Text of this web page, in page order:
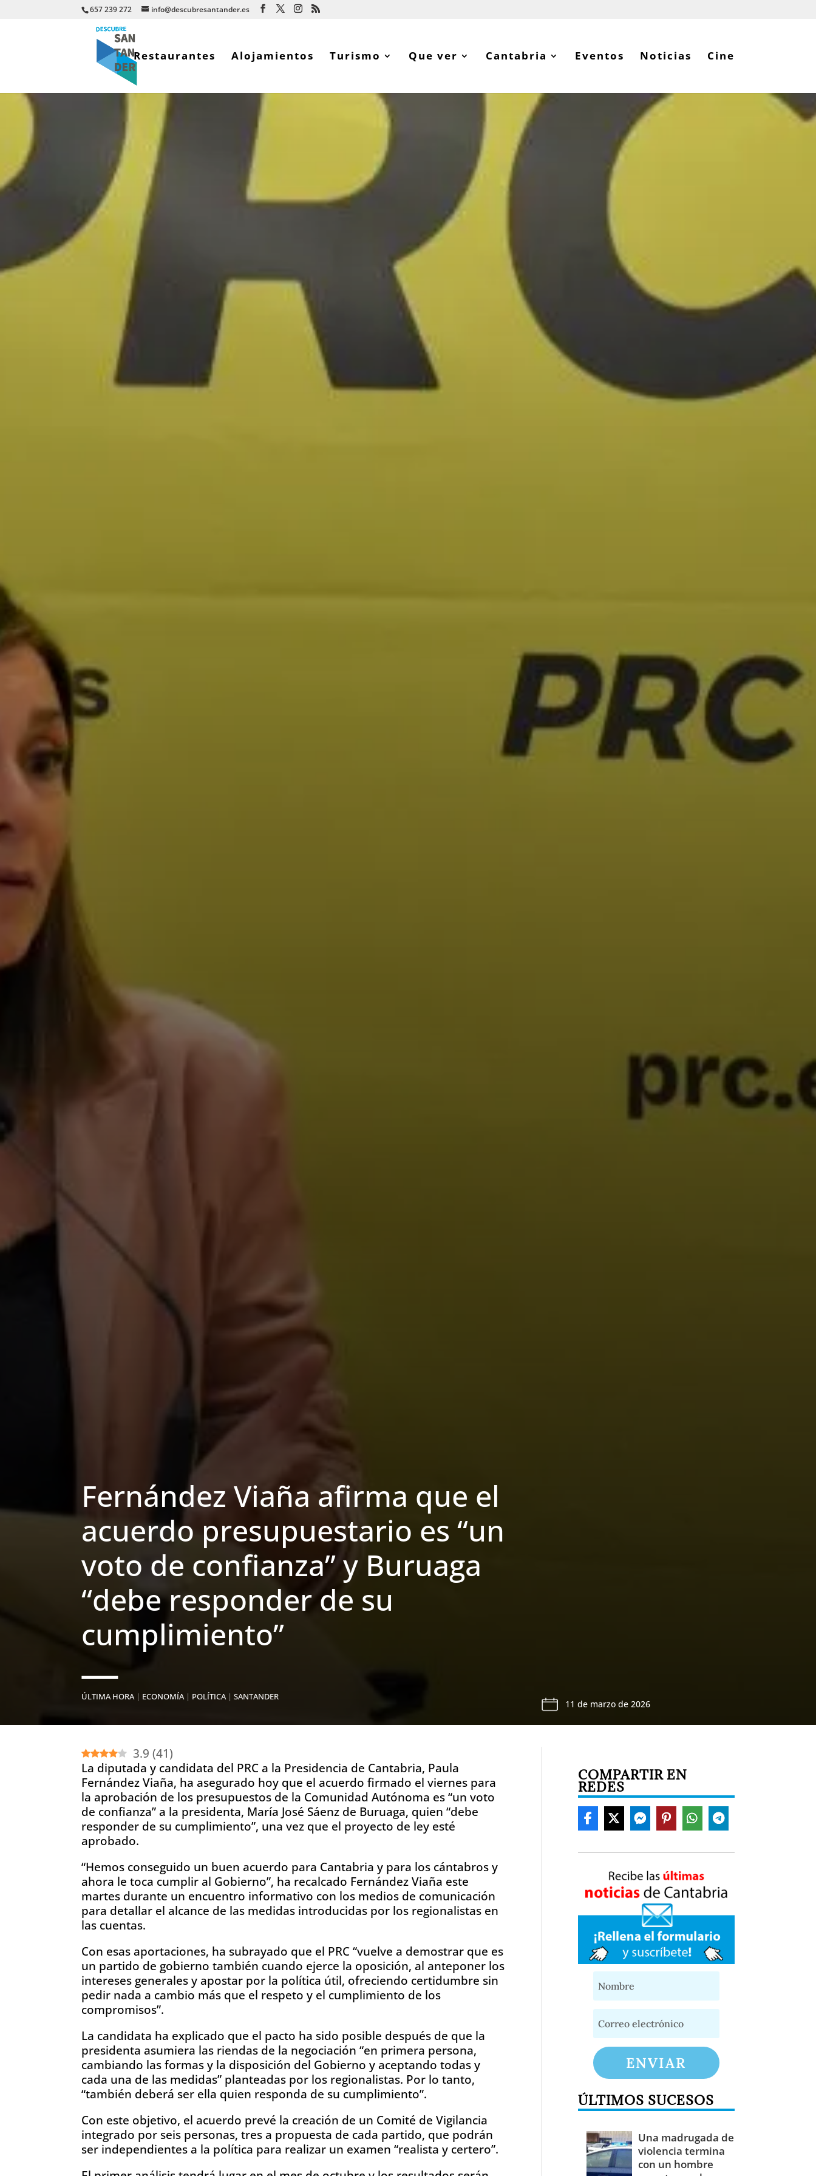
657 239 272 info@descubresantander.es
Restaurantes Alojamientos Turismo Que ver Cantabria Eventos
Noticias Cine
Fernández Viaña afirma que el
acuerdo presupuestario es “un
voto de confianza” y Buruaga
“debe responder de su
cumplimiento”
ÚLTIMA HORA| ECONOMÍA| POLÍTICA|SANTANDER
11 de marzo de 2026
3.9 (41)
La diputada y candidata del PRC a la Presidencia de Cantabria, Paula
Fernández Viaña, ha asegurado hoy que el acuerdo firmado el viernes para
la aprobación de los presupuestos de la Comunidad Autónoma es “un voto
de confianza” a la presidenta, María José Sáenz de Buruaga, quien “debe
responder de su cumplimiento”, una vez que el proyecto de ley esté
aprobado.
“Hemos conseguido un buen acuerdo para Cantabria y para los cántabros y
ahora le toca cumplir al Gobierno”, ha recalcado Fernández Viaña este
martes durante un encuentro informativo con los medios de comunicación
para detallar el alcance de las medidas introducidas por los regionalistas en
las cuentas.
Con esas aportaciones, ha subrayado que el PRC “vuelve a demostrar que es
un partido de gobierno también cuando ejerce la oposición, al anteponer los
intereses generales y apostar por la política útil, ofreciendo certidumbre sin
pedir nada a cambio más que el respeto y el cumplimiento de los
compromisos”.
La candidata ha explicado que el pacto ha sido posible después de que la
presidenta asumiera las riendas de la negociación “en primera persona,
cambiando las formas y la disposición del Gobierno y aceptando todas y
cada una de las medidas” planteadas por los regionalistas. Por lo tanto,
“también deberá ser ella quien responda de su cumplimiento”.
Con este objetivo, el acuerdo prevé la creación de un Comité de Vigilancia
integrado por seis personas, tres a propuesta de cada partido, que podrán
ser independientes a la política para realizar un examen “realista y certero”.
COMPARTIR EN
REDES
ENVIAR
ÚLTIMOS SUCESOS
Una madrugada de
violencia termina
con un hombre